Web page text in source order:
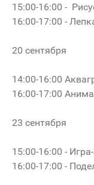
15:00-16:00 -
16:00-17:00 -
20 сентября
14:00-16:00
16:00-17:00
23 сентября
15:00-16:00 -
16:00-17:00 -